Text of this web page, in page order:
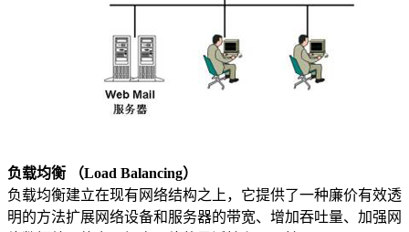
混合云
快速部署组网
负载均衡 （Load Balancing）
负载均衡建立在现有网络结构之上，它提供了一种廉价有效透
明的方法扩展网络设备和服务器的带宽、增加吞吐量、加强网